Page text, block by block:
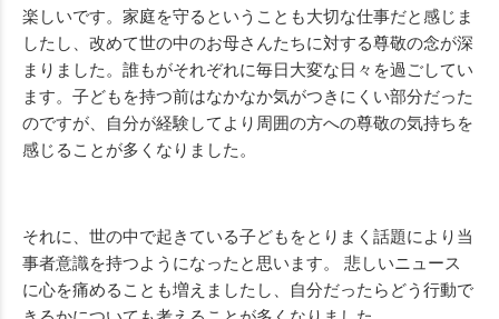
楽しいです。家庭を守るということも大切な仕事だと感じま
したし、改めて世の中のお母さんたちに対する尊敬の念が深
まりました。誰もがそれぞれに毎日大変な日々を過ごしてい
ます。子どもを持つ前はなかなか気がつきにくい部分だった
のですが、自分が経験してより周囲の方への尊敬の気持ちを
感じることが多くなりました。
それに、世の中で起きている子どもをとりまく話題により当
事者意識を持つようになったと思います。 悲しいニュース
に心を痛めることも増えましたし、自分だったらどう行動で